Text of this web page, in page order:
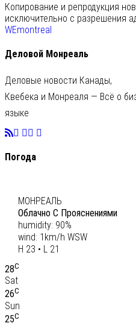
Копирование и репродукция
исключительно с разрешения
WEmontreal
Деловой Монреаль
Деловые новости Канады,
Квебека и Монреаля — Всё о
языке
Погода
МОНРЕАЛЬ
Облачно С Прояснениями
humidity: 90%
wind: 1km/h WSW
H 23 • L 21
28C
Sat
26C
Sun
25C